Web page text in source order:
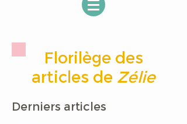
Florilège des
articles de Zélie
Derniers articles